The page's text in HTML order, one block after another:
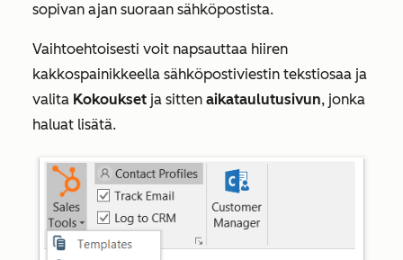
sopivan ajan suoraan sähköpostista.
Vaihtoehtoisesti voit napsauttaa hiiren
kakkospainikkeella sähköpostiviestin tekstiosaa ja
valita Kokoukset ja sitten aikataulutusivun, jonka
haluat lisätä.